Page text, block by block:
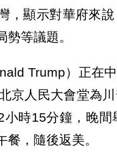
，顯示對華府來
等議題。
Trump）正在
京人民大會堂為
小時15分鐘，晚
，隨後返美。